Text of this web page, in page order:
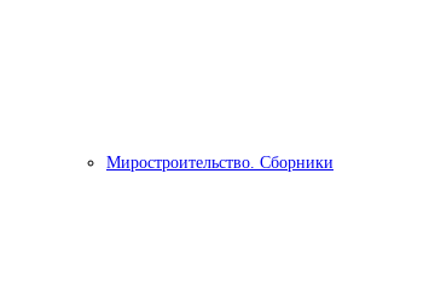
Миростроительство. Сборники